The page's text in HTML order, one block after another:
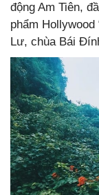
động Am Tiên,
phẩm
Lư, chùa Bái